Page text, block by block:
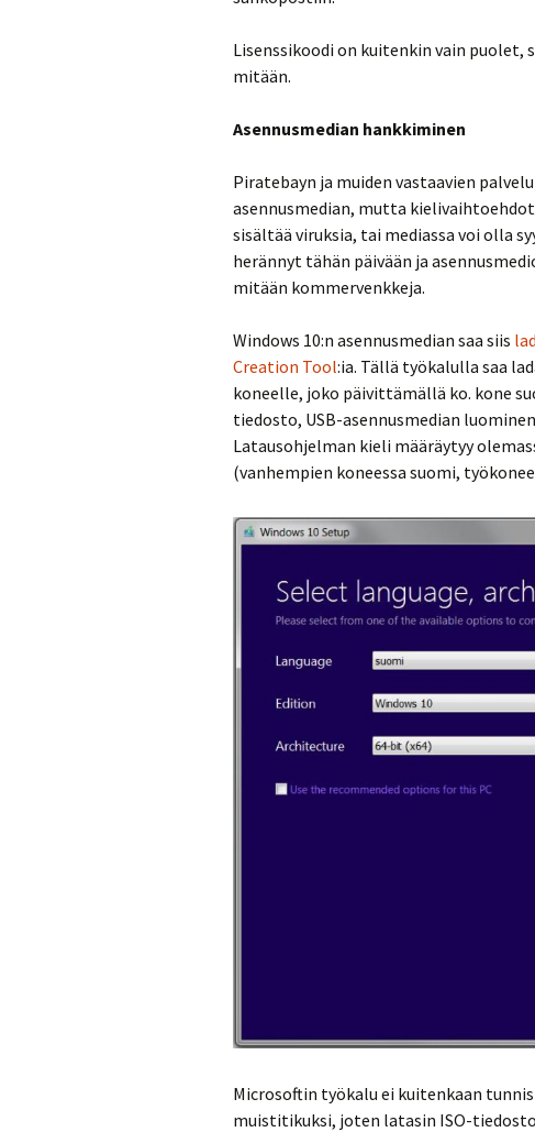
Lisenssikoodi on kuitenkin vain puolet,
mitään.
Asennusmedian hankkiminen
Piratebayn ja muiden vastaavien
asennusmedian, mutta
sisältää viruksia, tai mediassa voi olla
herännyt tähän päivään ja
mitään kommervenkkeja.
Windows 10:n asennusmedian saa siis
Creation Tool:ia. Tällä työkalulla saa
koneelle, joko päivittämällä ko. kone
tiedosto, USB-asennusmedian
Latausohjelman kieli määräytyy
(vanhempien koneessa suomi,
Microsoftin työkalu ei kuitenkaan
muistitikuksi, joten latasin ISO-